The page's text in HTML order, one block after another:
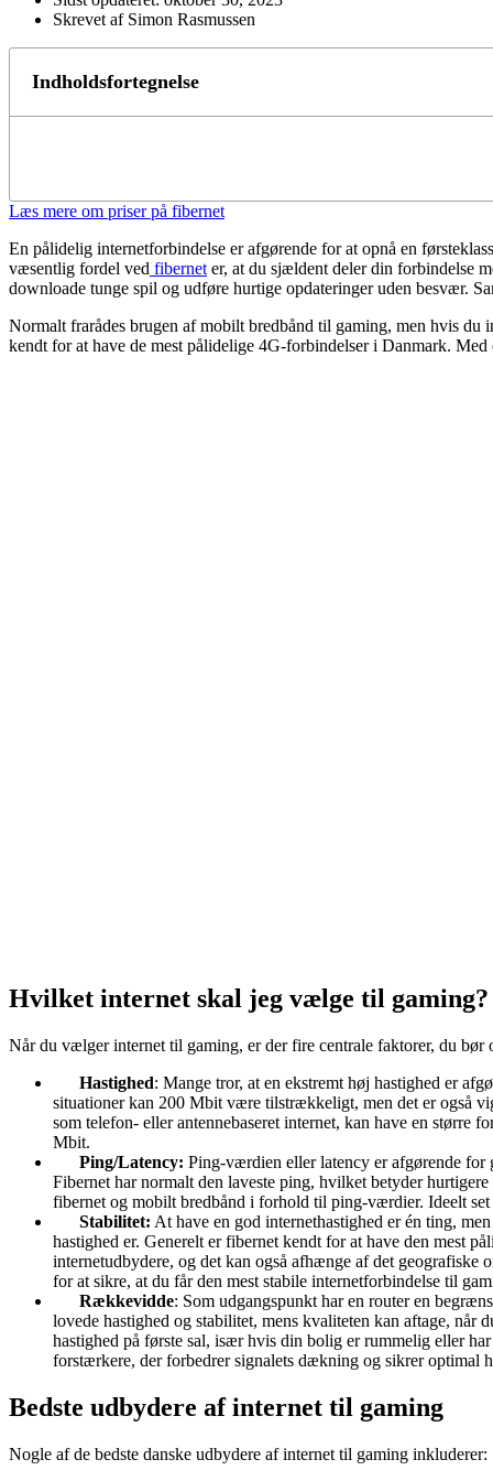
Skrevet af Simon Rasmussen
Indholdsfortegnelse
Læs mere om priser på fibernet
En pålidelig internetforbindelse er afgørende for at opnå en
væsentlig fordel ved fibernet er, at du sjældent deler din forbindelse
downloade tunge spil og udføre hurtige opdateringer uden besvær.
Normalt frarådes brugen af mobilt bredbånd til gaming, men hvis du
kendt for at have de mest pålidelige 4G-forbindelser i Danmark.
Hvilket internet skal jeg vælge til gaming?
Når du vælger internet til gaming, er der fire centrale faktorer, du bør
Hastighed: Mange tror, at en ekstremt høj hastighed er
situationer kan 200 Mbit være tilstrækkeligt, men det er også
som telefon- eller antennebaseret internet, kan have en større
Mbit.
Ping/Latency: Ping-værdien eller latency er afgørende for
Fibernet har normalt den laveste ping, hvilket betyder
fibernet og mobilt bredbånd i forhold til ping-værdier. Ideelt
Stabilitet: At have en god internethastighed er én ting,
hastighed er. Generelt er fibernet kendt for at have den mest
internetudbydere, og det kan også afhænge af det
for at sikre, at du får den mest stabile internetforbindelse til
Rækkevidde: Som udgangspunkt har en router en
lovede hastighed og stabilitet, mens kvaliteten kan aftage,
hastighed på første sal, især hvis din bolig er rummelig eller
forstærkere, der forbedrer signalets dækning og sikrer optimal
Bedste udbydere af internet til gaming
Nogle af de bedste danske udbydere af internet til gaming inkluderer: